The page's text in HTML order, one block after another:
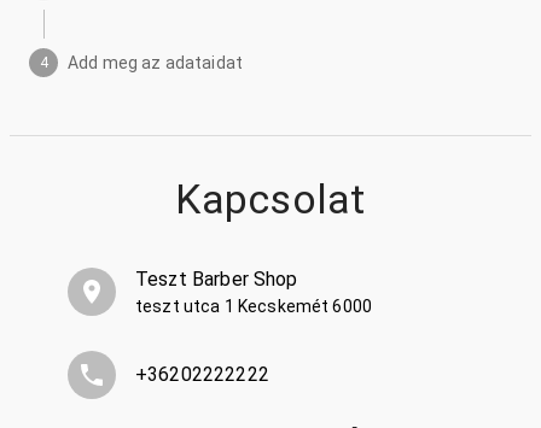
4 Add meg az adataidat
Kapcsolat
Teszt Barber Shop
teszt utca 1 Kecskemét 6000
+36202222222